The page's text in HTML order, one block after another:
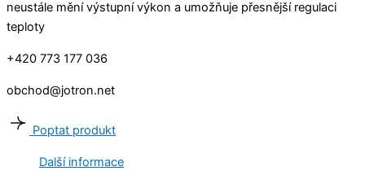
neustále mění výstupní výkon a umožňuje přesnější regulaci
teploty
+420 773 177 036
obchod@jotron.net
Poptat produkt
Další informace